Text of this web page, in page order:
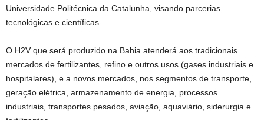
Universidade Politécnica da Catalunha, visando parcerias
tecnológicas e científicas.
O H2V que será produzido na Bahia atenderá aos tradicionais
mercados de fertilizantes, refino e outros usos (gases industriais e
hospitalares), e a novos mercados, nos segmentos de transporte,
geração elétrica, armazenamento de energia, processos
industriais, transportes pesados, aviação, aquaviário, siderurgia e